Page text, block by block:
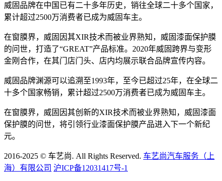
威固品牌在中国已有二十多年历史，销往全球二十多个国家，
累计超过2500万消费者已成为威固车主。
在窗膜界，威固因其XIR技术而被业界熟知，威固漆面保护膜
的问世，打造了“GREAT”产品标准。2020年威固跨界与变形
金刚合作，在其门店门头、店内均展示联合品牌宣传内容。
威固品牌渊源可以追溯至1993年，至今已超过25年，在全球二
十多个国家畅销，累计超过2500万消费者已成为威固车主。
在窗膜界，威固因其创新的XIR技术而被业界熟知，威固漆面
保护膜的问世，将引领行业漆面保护膜产品进入下一个新纪
元。
2016-2025 © 车艺尚. All Rights Reserved. 车艺尚汽车服务（上
海）有限公司 沪ICP备12031417号-1